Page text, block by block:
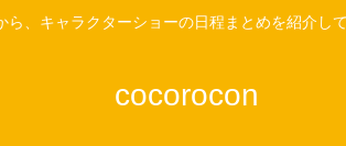
ら、キャラクターショーの日程まとめを紹介し
cocorocon